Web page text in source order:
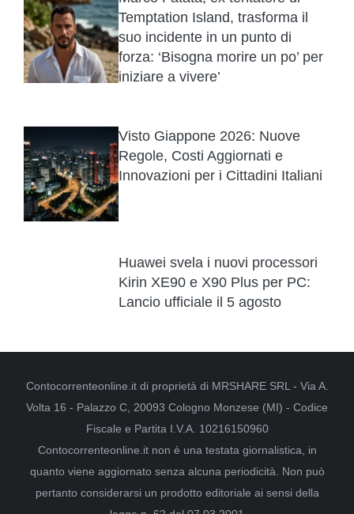
Temptation Island, trasforma il
suo incidente in un punto di
forza: ‘Bisogna morire un po’ per
iniziare a vivere’
Visto Giappone 2026: Nuove
Regole, Costi Aggiornati e
Innovazioni per i Cittadini Italiani
Huawei svela i nuovi processori
Kirin XE90 e X90 Plus per PC:
Lancio ufficiale il 5 agosto
Contocorrenteonline.it di proprietà di MRSHARE SRL - Via A.
Volta 16 - Palazzo C, 20093 Cologno Monzese (MI) - Codice
Fiscale e Partita I.V.A. 10216150960
Contocorrenteonline.it non è una testata giornalistica, in
quanto viene aggiornato senza alcuna periodicità. Non può
pertanto considerarsi un prodotto editoriale ai sensi della